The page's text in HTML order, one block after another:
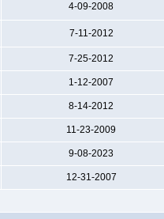
4-09-2008
7-11-2012
7-25-2012
1-12-2007
8-14-2012
11-23-2009
9-08-2023
12-31-2007